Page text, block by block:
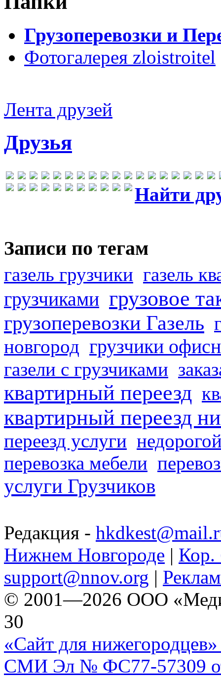
Грузоперевозки и
Фотогалерея zloistroitel
Лента друзей
Друзья
Найти
Записи по тегам
газель грузчики газель
грузчиками грузовое
грузоперевозки Газель
новгород грузчики
газели с грузчиками
квартирный переезд
квартирный переезд
переезд услуги
перевозка мебели
услуги Грузчиков
Редакция -
Нижнем Новгороде | Кор.
support@nnov.org |
© 2001—2026 ООО
30
«Сайт для нижегородцев»
СМИ Эл № ФС77-57309